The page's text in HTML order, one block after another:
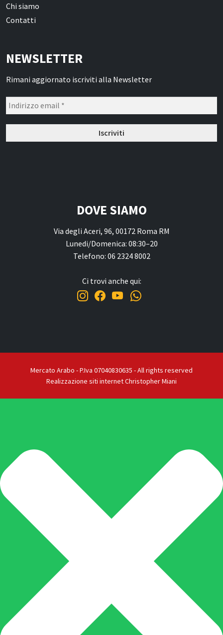
Incensi e diffusori
Regali, Souvenir e Accessori
Radici, Semi e Erbe Ayurvediche
Causa Palestinese
Chi siamo
Contatti
NEWSLETTER
Rimani aggiornato iscriviti alla Newsletter
DOVE SIAMO
Via degli Aceri, 96, 00172 Roma RM
Lunedi/Domenica: 08:30–20
Telefono: 06 2324 8002
Ci trovi anche qui:
Mercato Arabo - P.Iva 07040830635 - All rights reserved
Realizzazione siti internet Christopher Miani